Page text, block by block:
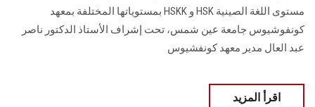
مستوى اللغة الصينية‎ HSK ‎و‎ HSKK ‎بمستوياتها ‏المختلفة بمعهد
كونفوشيوس جامعة عين شمس، تحت إشراف الأستاذ الدكتور ناصر
عبد العال ‏مدير معهد كونفشيوس
اقرأ المزيد